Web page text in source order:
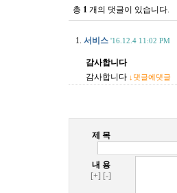
총 1 개의 댓글이 있습니다.
1. 서비스 '16.12.4 11:02 PM
감사합니다
감사합니다 ↓댓글에댓글
제 목
내 용
[+] [-]